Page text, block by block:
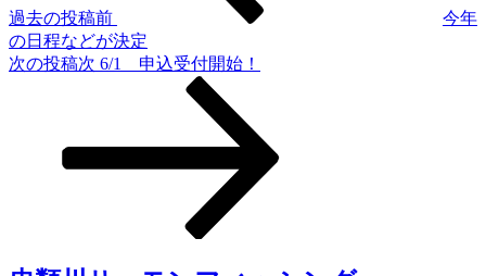
過去の投稿前
今年
の日程などが決定
次の投稿次 6/1 申込受付開始！